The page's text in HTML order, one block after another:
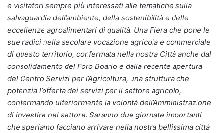
e visitatori sempre più interessati alle tematiche sulla
salvaguardia dell’ambiente, della sostenibilità e delle
eccellenze agroalimentari di qualità. Una Fiera che pone le
sue radici nella secolare vocazione agricola e commerciale
di questo territorio, confermata nella nostra Città anche dal
consolidamento del Foro Boario e dalla recente apertura
del Centro Servizi per l’Agricoltura, una struttura che
potenzia l’offerta dei servizi per il settore agricolo,
confermando ulteriormente la volontà dell’Amministrazione
di investire nel settore. Saranno due giornate importanti
che speriamo facciano arrivare nella nostra bellissima città